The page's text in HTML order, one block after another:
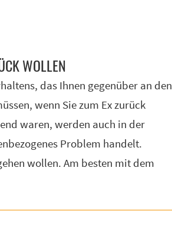
WOLLEN
das Ihnen gegenüber an den
wenn Sie zum Ex zurück
waren, werden auch in der
Problem handelt.
wollen. Am besten mit dem